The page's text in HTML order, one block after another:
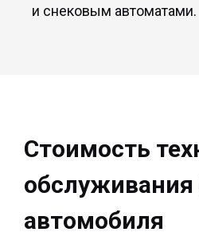
и снековым автоматами.
Стоимость
автомобиля